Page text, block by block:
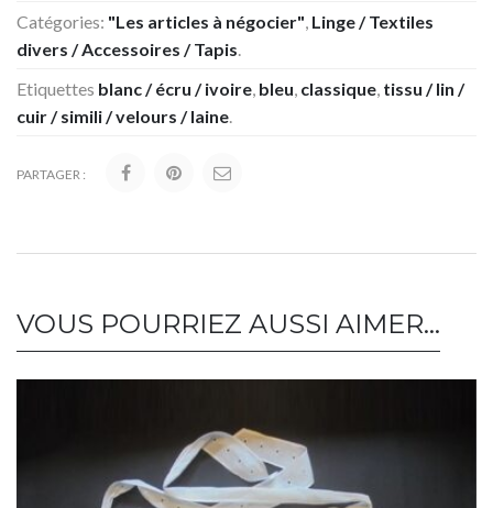
Catégories: "Les articles à négocier" Linge / Textiles
divers / Accessoires / Tapis
Etiquettes blanc / écru / ivoire bleu classique tissu / lin /
cuir / simili / velours / laine
PARTAGER :
VOUS POURRIEZ AUSSI AIMER…